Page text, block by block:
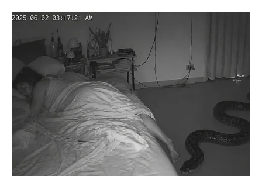
Lav
Lavovima jun donosi ogromnu želju za promenom. Više
nećete moći da podnosite odnose koji vas iscrpljuju.
Konačno ćete početi da birate sebe.
Pred vama je mesec u kojem ćete zablistati. Privlačićete
pažnju gde god da se pojavite, a mnogi Lavovi će tokom
juna imati čak dva veoma važna ljubavna susreta.
Jedna osoba iz prošlosti mogla bi ponovo da se pojavi i